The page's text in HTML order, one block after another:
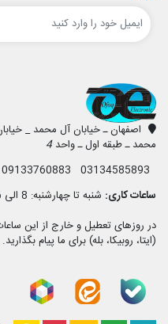
محمد ـ طبقه اول ـ واحد4
ساعات کاری: شنبه تا چهارشنبه: 8 الی 16 و پنج شنبه ها: 8 الی 12
در روزهای تعطیل و خارج از این
(ایتا، روبیکا، بله) برای ما پیام بگذارید.